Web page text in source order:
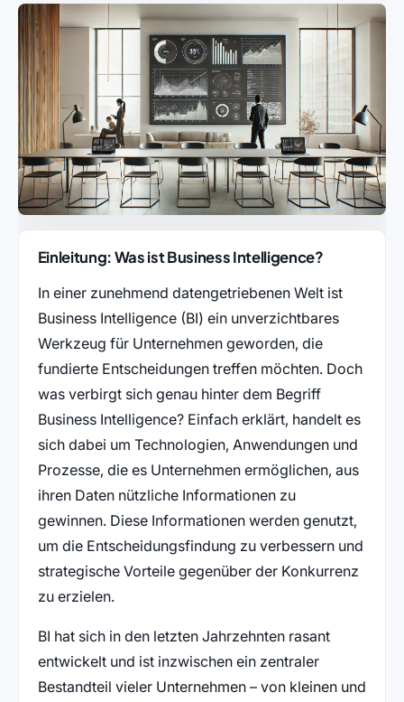
Einleitung: Was ist Business Intelligence?
In einer zunehmend datengetriebenen Welt ist
Business Intelligence (BI) ein unverzichtbares
Werkzeug für Unternehmen geworden, die
fundierte Entscheidungen treffen möchten. Doch
was verbirgt sich genau hinter dem Begriff
Business Intelligence? Einfach erklärt, handelt es
sich dabei um Technologien, Anwendungen und
Prozesse, die es Unternehmen ermöglichen, aus
ihren Daten nützliche Informationen zu
gewinnen. Diese Informationen werden genutzt,
um die Entscheidungsfindung zu verbessern und
strategische Vorteile gegenüber der Konkurrenz
zu erzielen.
BI hat sich in den letzten Jahrzehnten rasant
entwickelt und ist inzwischen ein zentraler
Bestandteil vieler Unternehmen – von kleinen und